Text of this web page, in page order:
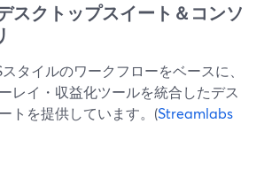
スクトップスイート＆コンソ
タイルのワークフローをベースに、
レイ・収益化ツールを統合したデス
トを提供しています。(Streamlabs